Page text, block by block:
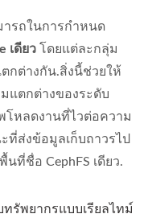
ารถในการกำหนด
เดียว โดยแต่ละกลุ่ม
กต่างกัน.สิ่งนี้ช่วยให้
แตกต่างของระดับ
โหลดงานที่ไวต่อความ
ที่ส่งข้อมูลเก็บถาวรไป
ที่ชื่อ CephFS เดียว.
รัพยากรแบบเรียลไทม์